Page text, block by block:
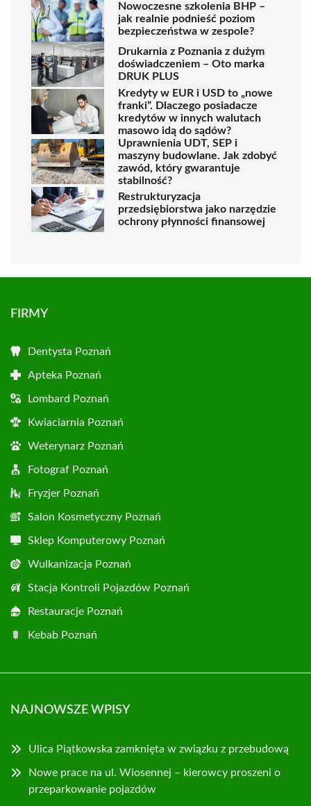
Nowoczesne szkolenia BHP –
jak realnie podnieść poziom
bezpieczeństwa w zespole?
Drukarnia z Poznania z dużym
doświadczeniem – Oto marka
DRUK PLUS
Kredyty w EUR i USD to „nowe
franki”. Dlaczego posiadacze
kredytów w innych walutach
masowo idą do sądów?
Uprawnienia UDT, SEP i
maszyny budowlane. Jak zdobyć
zawód, który gwarantuje
stabilność?
Restrukturyzacja
przedsiębiorstwa jako narzędzie
ochrony płynności finansowej
FIRMY
Dentysta Poznań
Apteka Poznań
Lombard Poznań
Kwiaciarnia Poznań
Weterynarz Poznań
Fotograf Poznań
Fryzjer Poznań
Salon Kosmetyczny Poznań
Sklep Komputerowy Poznań
Wulkanizacja Poznań
Stacja Kontroli Pojazdów Poznań
Restauracje Poznań
Kebab Poznań
NAJNOWSZE WPISY
Ulica Piątkowska zamknięta w związku z przebudową
Nowe prace na ul. Wiosennej – kierowcy proszeni o
przeparkowanie pojazdów